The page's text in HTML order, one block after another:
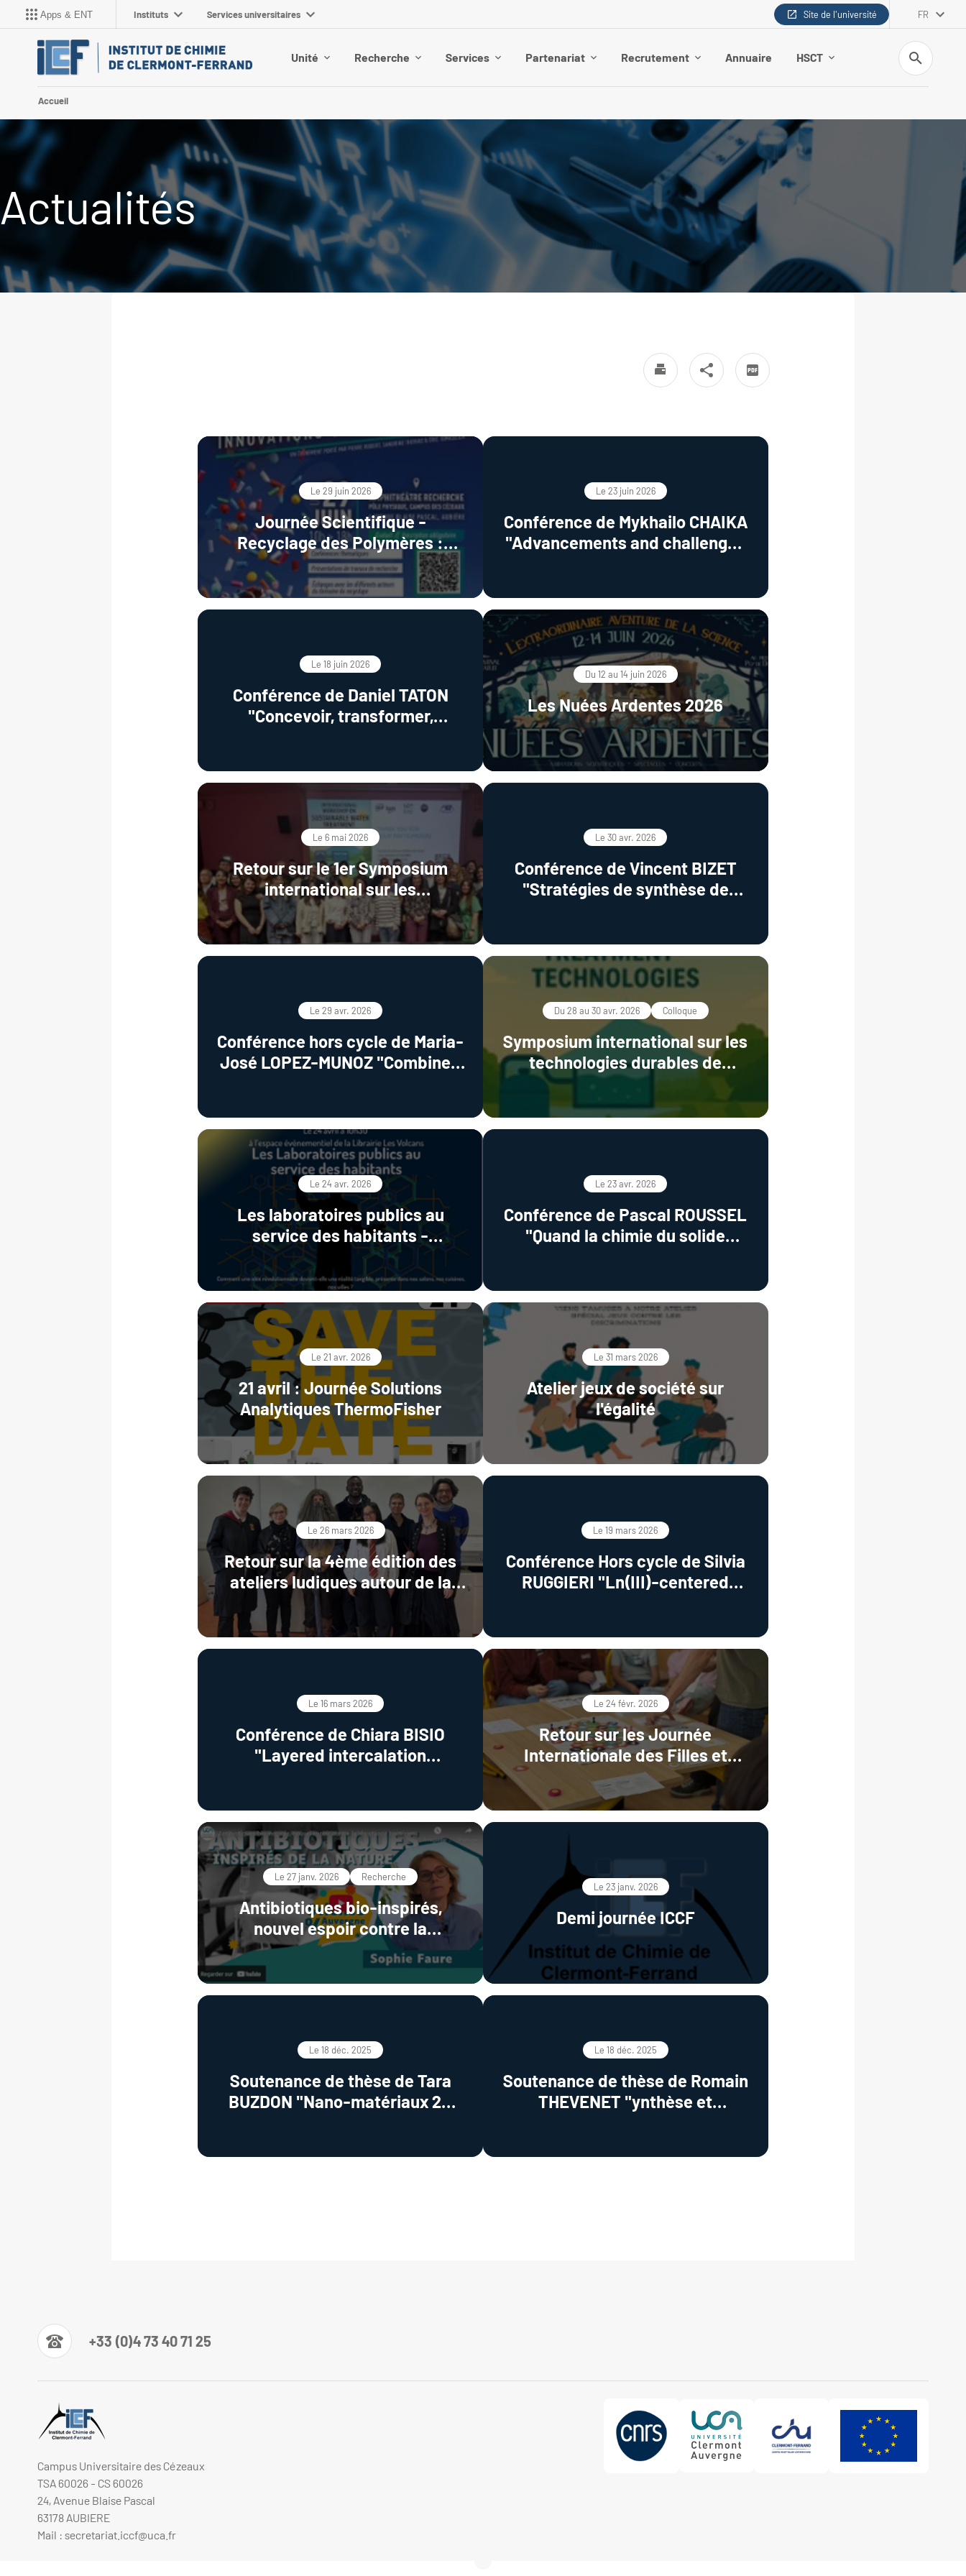
Apps & ENT Instituts Services universitaires Site de l'université FR
Unité Recherche Services Partenariat Recrutement Annuaire HSCT
Recherche
Accueil
Actualités
Le 29 juin 2026
Journée Scientifique -
Recyclage des Polymères :
Innovations & Perspectives
Le 23 juin 2026
Conférence de Mykhailo CHAIKA
"Advancements and challenges
Le 18 juin 2026
Conférence de Daniel TATON
"Concevoir, transformer,
polymères durables"
Du 12 au 14 juin 2026
Les Nuées Ardentes 2026
Le 6 mai 2026
Retour sur le 1er Symposium
international sur les
technologies durables de
traitement de l’eau (SWATT)
Le 30 avr. 2026
Conférence de Vincent BIZET
"Stratégies de synthèse de
Le 29 avr. 2026
Conférence hors cycle de Maria-
José LOPEZ-MUNOZ "Combined
Sustainable Arsenic Treatment
in Aqueous Solutions"
Du 28 au 30 avr. 2026 Colloque
Symposium international sur les
technologies durables de
traitement de l’eau
Le 24 avr. 2026
Les laboratoires publics au
service des habitants -
Intervention de Pascale BESSE-
HOGGAN
Le 23 avr. 2026
Conférence de Pascal ROUSSEL
"Quand la chimie du solide
Le 21 avr. 2026
21 avril : Journée Solutions
Analytiques ThermoFisher
Le 31 mars 2026
Atelier jeux de société sur
l'égalité
Le 26 mars 2026
Retour sur la 4ème édition des
ateliers ludiques autour de la
Chimie
Le 19 mars 2026
Conférence Hors cycle de Silvia
RUGGIERI "Ln(III)-centered
inorganic matrices"
Le 16 mars 2026
Conférence de Chiara BISIO
"Layered intercalation
and decontamination"
Le 24 févr. 2026
Retour sur les Journée
Internationale des Filles et
Femmes de Sciences
Le 27 janv. 2026 Recherche
Antibiotiques bio-inspirés,
nouvel espoir contre la
résistance bactérienne ?
Le 23 janv. 2026
Demi journée ICCF
Le 18 déc. 2025
Soutenance de thèse de Tara
BUZDON "Nano-matériaux 2D
dégradation de polluants"
Le 18 déc. 2025
Soutenance de thèse de Romain
THEVENET "ynthèse et
dopées au chrome pour des
+33 (0)4 73 40 71 25
Campus Universitaire des Cézeaux
TSA 60026 - CS 60026
24, Avenue Blaise Pascal
63178 AUBIERE
Mail : secretariat.iccf@uca.fr